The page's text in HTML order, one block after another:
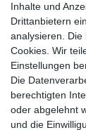
Inhalte und
Drittanbietern
analysieren.
Cookies. Wir
Einstellungen
Die
berechtigten
oder abgelehnt
und die
Service
Zahlungarten
Versandkosten
Kostenloser
E-MAIL **
Newsletter
Honig